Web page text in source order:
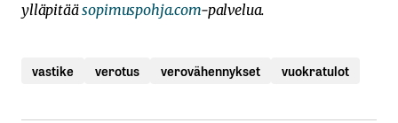
ylläpitääsopimuspohja.com-palvelua.
vastike verotus verovähennykset vuokratulot